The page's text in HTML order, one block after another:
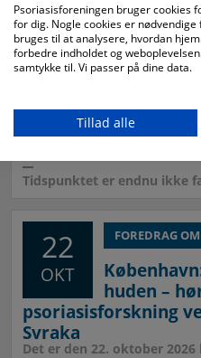
Psoriasisforeningen bruger cookies
for dig. Nogle cookies er
bruges til at analysere, hvordan
forbedre indholdet og
samtykke til. Vi passer på dine data.
Tillad alle
Marselisborg Centret, Evald
Tidspunktet er endnu ikke
22
OKT
FOREDRAG
huden –
psoriasisforskning
Svraka
Det er den 22. oktober 2026